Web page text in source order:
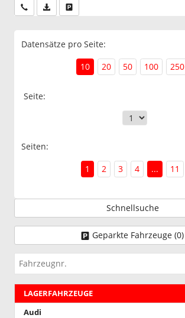
Wir rufen Sie anPDF-Datei, Fahrzeugexposé drucken
Datensätze pro Seite:
10
20 50 100 250
Seite:
Seiten:
1
2 3 4 ... 11
Schnellsuche
Geparkte Fahrzeuge (0)
Fahrzeugnr.
LAGERFAHRZEUGE
Audi